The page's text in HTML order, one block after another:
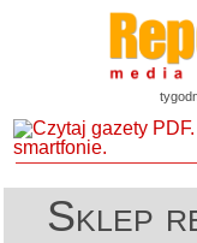
Sklep